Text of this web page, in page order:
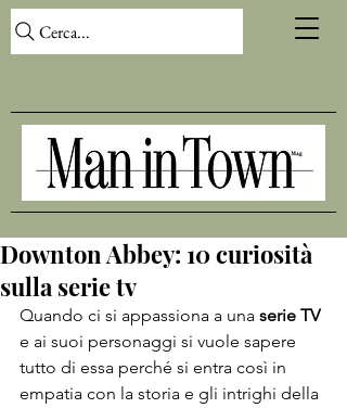
Cerca...
Downton Abbey: 10 curiosità
sulla serie tv
Quando ci si appassiona a una serie TV
e ai suoi personaggi si vuole sapere
tutto di essa perché si entra così in
empatia con la storia e gli intrighi della